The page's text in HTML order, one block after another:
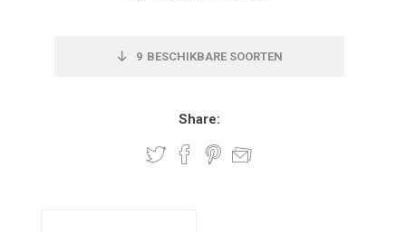
9 BESCHIKBARE SOORTEN
Share: